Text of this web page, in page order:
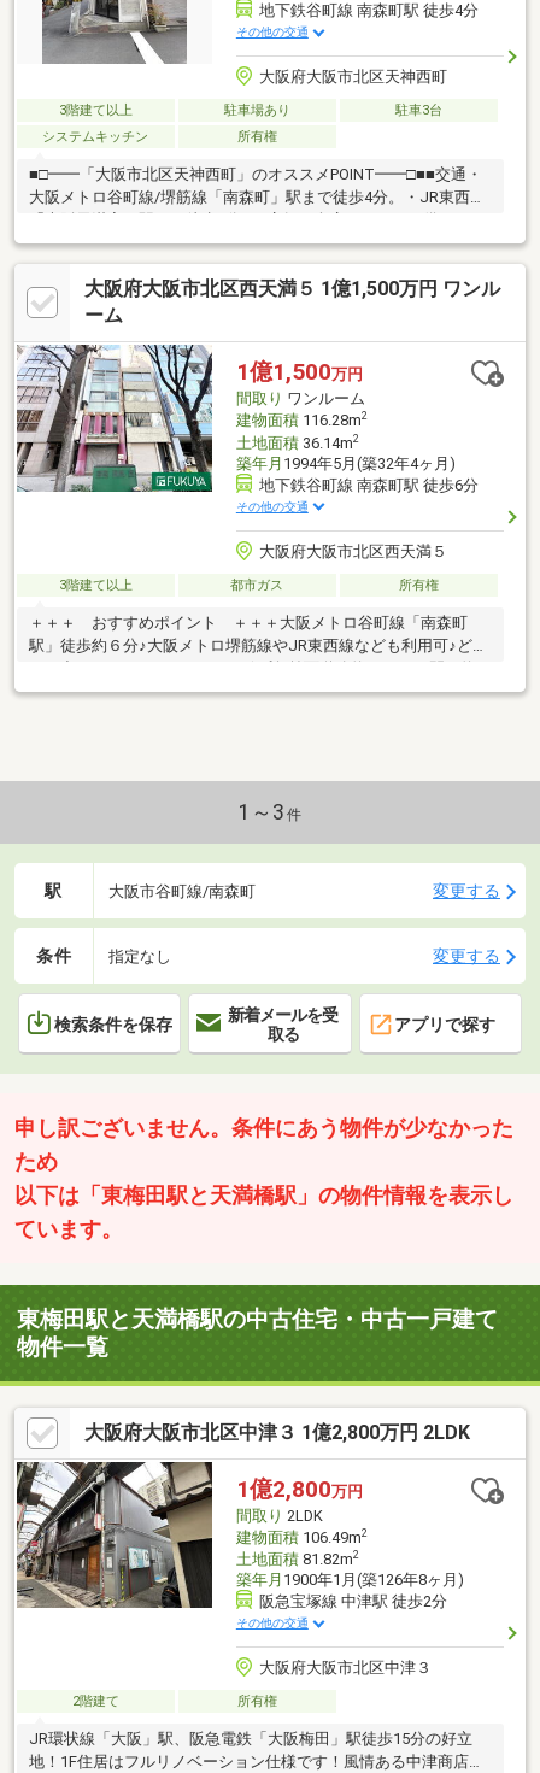
地下鉄谷町線 南森町駅 徒歩4分
その他の交通
大阪府大阪市北区天神西町
3階建て以上 駐車場あり
駐車3台
システムキッチン
所有権
■□━━「大阪市北区天神西町」のオススメPOINT━━□■■交通・
大阪メトロ谷町線/堺筋線「南森町」駅まで徒歩4分。・JR東西線
鉄骨造、4階建住宅。■1階には約10.9帖の店舗、約12.3帖の倉庫が
設けられています。■住居部分は2～4階の「5DKK」。■水廻りが2
階・3階に備わり、 それぞれの世帯のプライバシーに配慮した暮
らしが叶います。■3台駐車可能です(車種による)。■防火地域に指
天神西町店：徒歩2分(約100m)・コーヨー南森町店：徒歩4分(約
290m)
大阪府大阪市北区西天満５ 1億1,500万円 ワンル
ーム
1億1,500万円
間取り ワンルーム
建物面積116.28m2
土地面積36.14m2
築年月 1994年5月(築32年4ヶ月)
地下鉄谷町線 南森町駅 徒歩6分
その他の交通
大阪府大阪市北区西天満５
3階建て以上 都市ガス 所有権
＋＋＋ おすすめポイント ＋＋＋大阪メトロ谷町線「南森町
駅」徒歩約６分♪大阪メトロ堺筋線やJR東西線なども利用可♪どこ
８ｍと広々♪空室のためいつでもご内覧可能です♪＊＊＊ 周辺情
店：徒歩2分（83ｍ）大阪府天満警察署：徒歩6分（470ｍ）
1～3 件
駅 大阪市谷町線/南森町 変更する
条件 指定なし 変更する
検索条件を保存
新着メールを受
取る
アプリで探す
申し訳ございません。条件にあう物件が少なかった
ため
以下は「東梅田駅と天満橋駅」の物件情報を表示し
ています。
東梅田駅と天満橋駅の中古住宅・中古一戸建て
物件一覧
大阪府大阪市北区中津３ 1億2,800万円 2LDK
1億2,800万円
間取り 2LDK
建物面積106.49m2
土地面積81.82m2
築年月 1900年1月(築126年8ヶ月)
阪急宝塚線 中津駅 徒歩2分
その他の交通
大阪府大阪市北区中津３
2階建て 所有権
JR環状線「大阪」駅、阪急電鉄「大阪梅田」駅徒歩15分の好立
地！1F住居はフルリノベーション仕様です！風情ある中津商店街